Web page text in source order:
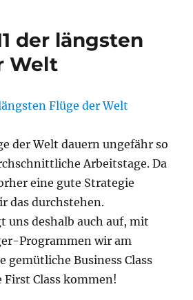
der längsten
Welt
der Welt dauern ungefähr so
Arbeitstage. Da
eine gute Strategie
das durchstehen.
uns deshalb auch auf, mit
Programmen wir am
gemütliche Business Class
Class kommen!